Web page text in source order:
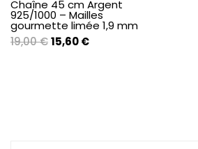
Chaîne 45 cm Argent
925/1000 – Mailles
gourmette limée 1,9 mm
19,00€Le
15,60€Le